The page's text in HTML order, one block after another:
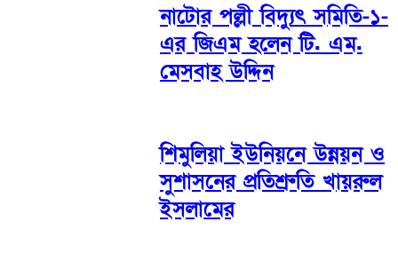
নাটোর পল্লী বিদ্যুৎ সমিতি-১-
এর জিএম হলেন টি. এম.
মেসবাহ উদ্দিন
শিমুলিয়া ইউনিয়নে উন্নয়ন ও
সুশাসনের প্রতিশ্রুতি খায়রুল
ইসলামের